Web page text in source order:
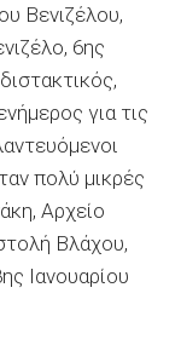
Βενιζέλου,
6ης
για τις
πολύ μικρές
Αρχείο
Βλάχου,
Ιανουαρίου